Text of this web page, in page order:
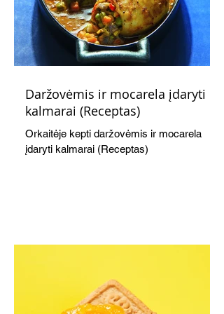
Daržovėmis ir mocarela įdaryti
kalmarai (Receptas)
Orkaitėje kepti daržovėmis ir mocarela
įdaryti kalmarai (Receptas)